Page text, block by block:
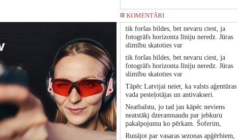
KOMENTĀRI
tik foršas bildes, bet nevaru ciest, ja
fotogrāfs horizonta līniju neredz. Jūras
slimību skatoties var
tik foršas bildes, bet nevaru ciest, ja
fotogrāfs horizonta līniju neredz. Jūras
slimību skatoties var
Tāpēc Latvijai neiet, ka valsts aģentūras
vada pesteļotājas un antivakseri.
Neatbalstu, jo tad jau kāpēc neviens
neatstākj dzeramnaudu par jebkuru
pakalpojumu ko pērkam. Šoferim,
Runājot par vasaras sezonas apģērbiem,